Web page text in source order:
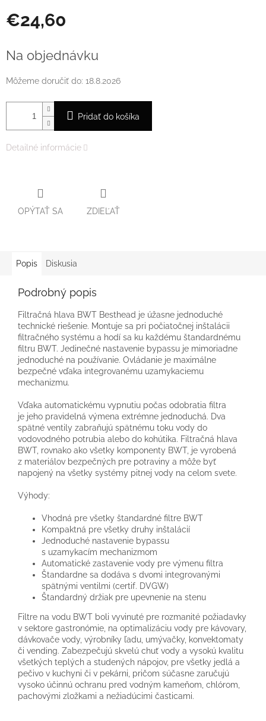
€24,60
cena:
Na objednávku
Môžeme doručiť do: 18.8.2026
Pridať do košíka
Detailné informácie
OPÝTAŤ SA ZDIEĽAŤ
Popis Diskusia
Podrobný popis
Filtračná hlava BWT Besthead je úžasne jednoduché
technické riešenie. Montuje sa pri počiatočnej inštalácii
filtračného systému a hodí sa ku každému štandardnému
filtru BWT. Jedinečné nastavenie bypassu je mimoriadne
jednoduché na používanie. Ovládanie je maximálne
bezpečné vďaka integrovanému uzamykaciemu
mechanizmu.
Vďaka automatickému vypnutiu počas odobratia filtra
je jeho pravidelná výmena extrémne jednoduchá. Dva
spätné ventily zabraňujú spätnému toku vody do
vodovodného potrubia alebo do kohútika. Filtračná hlava
BWT, rovnako ako všetky komponenty BWT, je vyrobená
z materiálov bezpečných pre potraviny a môže byť
napojený na všetky systémy pitnej vody na celom svete.
Výhody:
Vhodná pre všetky štandardné filtre BWT
Kompaktná pre všetky druhy inštalácií
Jednoduché nastavenie bypassu
s uzamykacím mechanizmom
Automatické zastavenie vody pre výmenu filtra
Štandardne sa dodáva s dvomi integrovanými
spätnými ventilmi (certif. DVGW)
Štandardný držiak pre upevnenie na stenu
Filtre na vodu BWT boli vyvinuté pre rozmanité požiadavky
v sektore gastronómie, na optimalizáciu vody pre kávovary,
dávkovače vody, výrobníky ľadu, umývačky, konvektomaty
či vending. Zabezpečujú skvelú chuť vody a vysokú kvalitu
všetkých teplých a studených nápojov, pre všetky jedlá a
pečivo v kuchyni či v pekárni, pričom súčasne zaručujú
vysoko účinnú ochranu pred vodným kameňom, chlórom,
pachovými zložkami a nežiadúcimi časticami.